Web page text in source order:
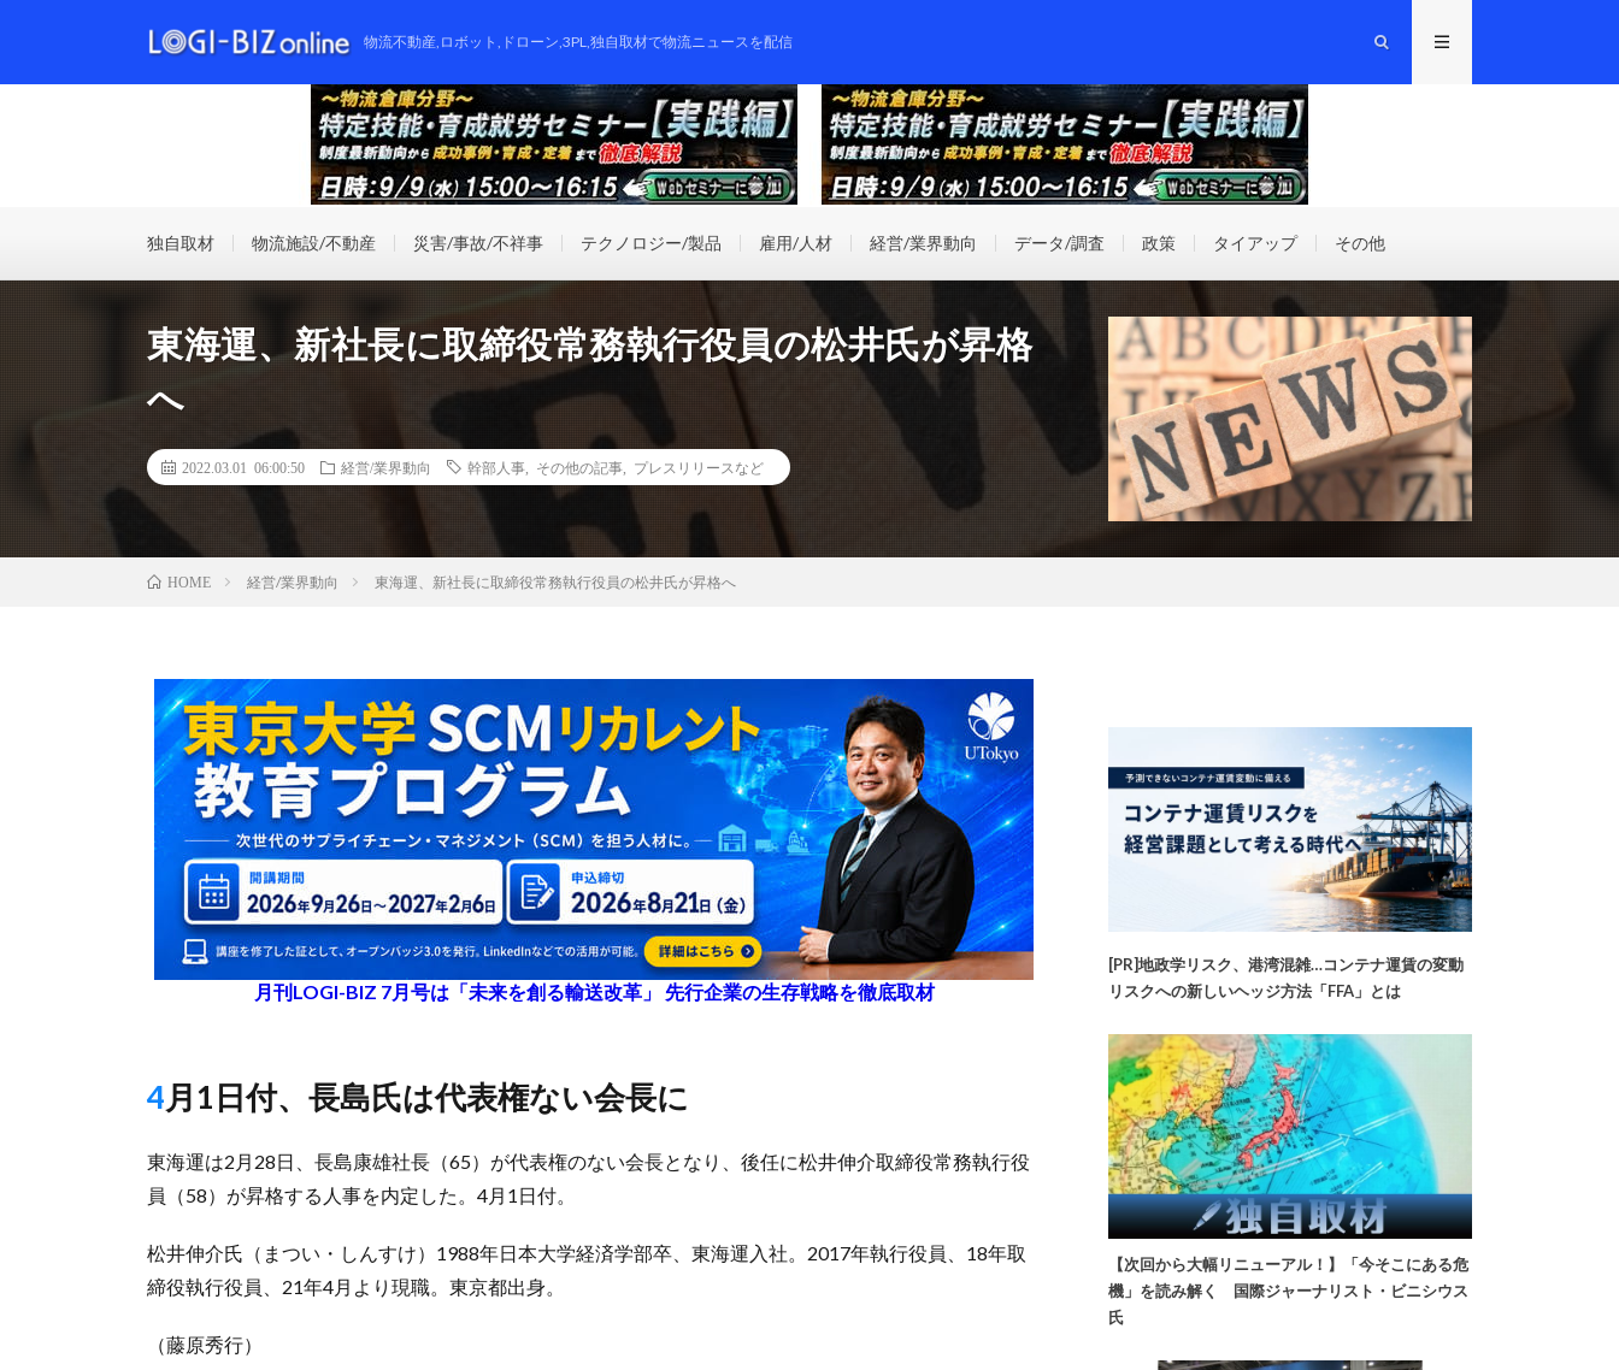
物流不動産,ロボット,ドローン,3PL,独自取材で物流ニュースを配信
独自取材 物流施設/不動産 災害/事故/不祥事 テクノロジー/製品 雇用/人材 経営/業界動向 データ/調査 政策 タイアップ その他
東海運、新社長に取締役常務執行役員の松井氏が昇格
へ
2022.03.01 06:00:50 経営/業界動向 幹部人事 その他の記事 プレスリリースなど
HOME 経営/業界動向 東海運、新社長に取締役常務執行役員の松井氏が昇格へ
月刊LOGI-BIZ 7月号は「未来を創る輸送改革」 先行企業の生存戦略を徹底取材
4月1日付、長島氏は代表権ない会長に
東海運は2月28日、長島康雄社長（65）が代表権のない会長となり、後任に松井伸介取締役常務執行役
員（58）が昇格する人事を内定した。4月1日付。
松井伸介氏（まつい・しんすけ）1988年日本大学経済学部卒、東海運入社。2017年執行役員、18年取
締役執行役員、21年4月より現職。東京都出身。
（藤原秀行）
[PR]地政学リスク、港湾混雑…コンテナ運賃の変動
リスクへの新しいヘッジ方法「FFA」とは
【次回から大幅リニューアル！】「今そこにある危
機」を読み解く 国際ジャーナリスト・ビニシウス
氏